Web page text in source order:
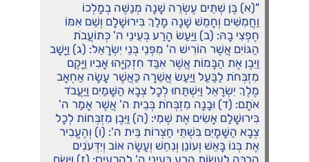
"(א) בֶּן שְׁתֵּים עֶשְׂרֵה שָׁנָה מְנַשֶּׁה בְמָלְכוֹ
וַחֲמִשִּׁים וְחָמֵשׁ שָׁנָה מָלַךְ בִּירוּשָׁלִָם וְשֵׁם אִמּוֹ
חֶפְצִי בָהּ: (ב) וַיַּעַשׂ הָרַע בְּעֵינֵי ה' כְּתוֹעֲבֹת
הַגּוֹיִם אֲשֶׁר הוֹרִישׁ ה' מִפְּנֵי בְּנֵי יִשְׂרָאֵל: (ג) וַיָּשָׁב
וַיִּבֶן אֶת הַבָּמוֹת אֲשֶׁר אִבַּד חִזְקִיָּהוּ אָבִיו וַיָּקֶם
מִזְבְּחֹת לַבַּעַל וַיַּעַשׂ אֲשֵׁרָה כַּאֲשֶׁר עָשָׂה אַחְאָב
מֶלֶךְ יִשְׂרָאֵל וַיִּשְׁתַּחוּ לְכָל צְבָא הַשָּׁמַיִם וַיַּעֲבֹד
אֹתָם: (ד) וּבָנָה מִזְבְּחֹת בְּבֵית ה' אֲשֶׁר אָמַר ה'
בִּירוּשָׁלִַם אָשִׂים אֶת שְׁמִי: (ה) וַיִּבֶן מִזְבְּחוֹת לְכָל
צְבָא הַשָּׁמָיִם בִּשְׁתֵּי חַצְרוֹת בֵּית ה': (ו) וְהֶעֱבִיר
אֶת בְּנוֹ בָּאֵשׁ וְעוֹנֵן וְנִחֵשׁ וְעָשָׂה אוֹב וְיִדְּעֹנִים